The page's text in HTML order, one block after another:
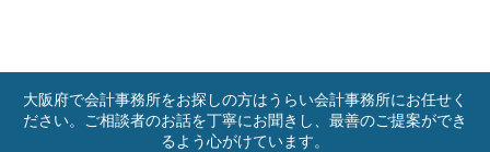
大阪府で会計事務所をお探しの方はうらい会計事務所にお任せく
ださい。ご相談者のお話を丁寧にお聞きし、最善のご提案ができ
るよう心がけています。